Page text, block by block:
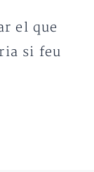
el que
si feu